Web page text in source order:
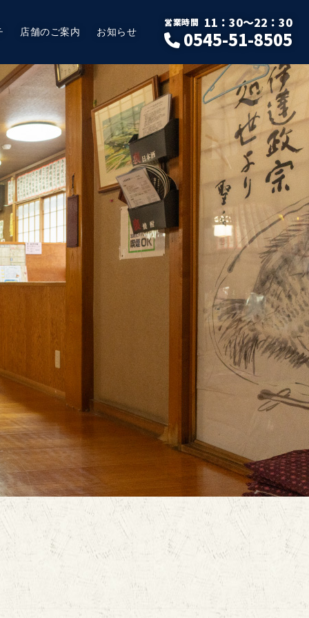
店舗のご案内 お知らせ
営業時間 11：30～22：30
0545-51-8505